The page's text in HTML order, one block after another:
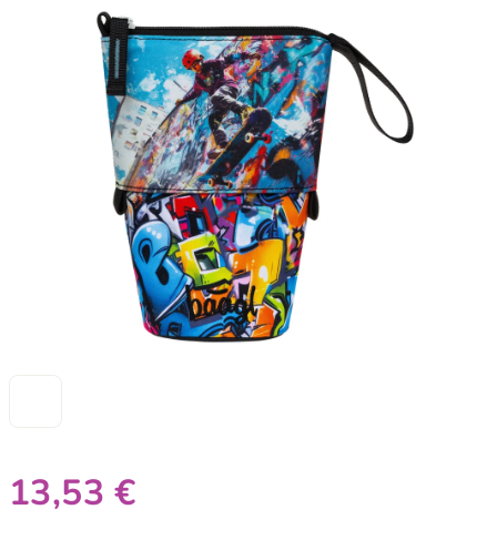
13,53 €
produktu
je
0,0
z
5
hviezdičiek.